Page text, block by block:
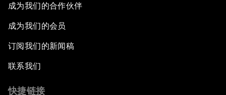
成为我们的合作伙伴
成为我们的会员
订阅我们的新闻稿
联系我们
快捷链接